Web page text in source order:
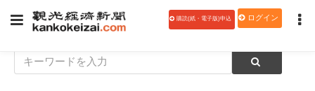
購読(紙・電子版)申込 ログイン